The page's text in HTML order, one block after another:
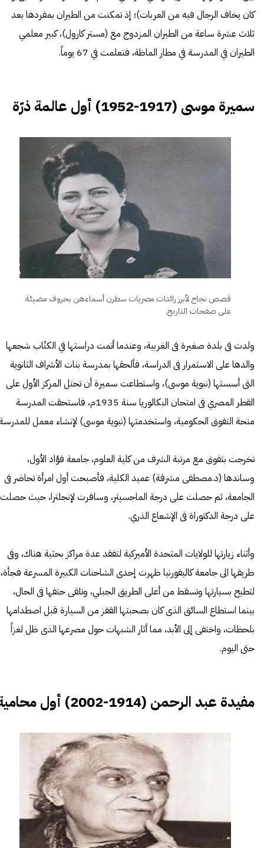
كان يخاف الرجال فيه من العربات)؛ إذ تمكنت من الطيران بمفردها بعد
ثلاث عشرة ساعة من الطيران المزدوج مع (مستر كارول)، كبير معلمي
الطيران في المدرسة في مطار الماظة، فتعلمت في 67 يوماً.
سميرة موسى (1917-1952) أول عالمة ذرّة
قصص نجاح لأبرز رائدات مصريات سطرن أسماءهن بحروف مضيئة
على صفحات التاريخ.
ولدت فى بلدة صغيرة فى الغربية، وعندما أتمت دراستها في الكتّاب شجعها
والدها على الاستمرار فى الدراسة، فألحقها بمدرسة بنات الأشراف الثانوية
التى أسستها (نبوية موسى)، واستطاعت سميرة أن تحتل المركز الأول على
القطر المصري فى امتحان البكالوريا سنة 1935م، فاستحقت المدرسة
منحة التفوق الحكومية، واستخدمتها (نبوية موسى) لإنشاء معمل
تخرجت بتفوق مع مرتبة الشرف من كلية العلوم، جامعة فؤاد الأول،
وساندها (د.مصطفى مشرفة) عميد الكلية، فأصبحت أول امرأة تحاضر فى
الجامعة، ثم حصلت على درجة الماجسيتر، وسافرت لإنجلترا، حيث حصلت
على درجة الدكتوراة فى الإشعاع الذري.
وأثناء زيارتها للولايات المتحدة الأميركية لتفقد عدة مراكز بحثية هناك، وفى
طريقها الى جامعة كاليفورنيا ظهرت إحدى الشاحنات الكبيرة المسرعة فجأة،
لتطيح بسيارتها وتسقط من أعلى الطريق الجبلي، وتلقى حتفها فى الحال،
بينما استطاع السائق الذى كان بصحبتها القفز من السيارة قبل اصطدامها
بلحظات، واختفى إلى الأبد، مما أثار الشبهات حول مصرعها الذى ظل لغزاً
حتى اليوم.
مفيدة عبد الرحمن (1914-2002) أول محامية